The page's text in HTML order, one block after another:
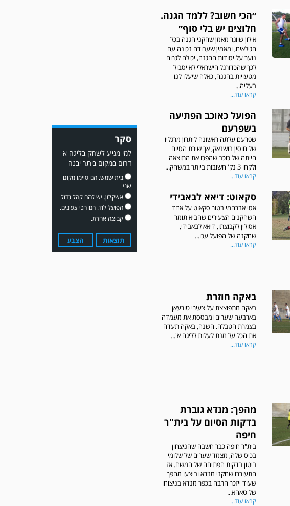
״הכי חשוב? ללמד הגנה.
חלוצים יש בלי סוף״
אילון שווגר מאמן שחקני הגנה בכל
הגילאים, ומאמין שעבודה נכונה עם
נוער על יסודות ההגנה, יכולה לגרום
לכך שהכדורגל הישראלי לא יסבול
מטעויות בהגנה, כאלה שיעלו לנו
בעליה...
קראו עוד...
הפועל כאוכב הפתיעה
בשפרעם
שפרעם עלתה ראשונה ליתרון מרגליו
של חוסין בושנאק, אך שירת הסיום
הייתה של כוכב שהפכו את התוצאה
ולקחו 3 נק' חשובות ביותר במשחק...
קראו עוד...
סקאוט: דיאא לבאבידי
אסי אברהמי בטור סקאוט על אחד
השחקנים הצעירים שהביא תומר
אסולין לקבוצתו, דיאא לבאבידי,
שחקנה של הפועל עכו...
קראו עוד...
באקה חוזרת
באקה מתפוצצת על צעירי טורעאן
בארבעה שערים ומבססת את מעמדה
בצמרת הטבלה. השנה, באקה תעדה
את הכל על מנת לעלות לליגה א'...
קראו עוד...
מהפך: מנדא גוברת
בדקות הסיום על בית"ר
חיפה
בית"ר חיפה כבר חשבה שהניצחון
בכיס שלה, מצמד שערים של שלומי
ביטון בדקות הפתיחה של המשח. אז
התעוררו שחקני מנדא וביצעו מהפך
שעוד ייזכר הרבה בכפר מנדא בניצוחו
של טאהא...
קראו עוד...
משחק אימון: שדרות גברה על
מ.ס. דימונה 1-4.
סקר
למי מגיע לשחק בליגה א
דרום במקום ביתר יבנה
בית שמש. הם סיימו מקום
שני
אשקלון. יש להם קהל גדול
הפועל לוד. הם הכי צפונים.
קבוצה אחרת.
תוצאות הצבע